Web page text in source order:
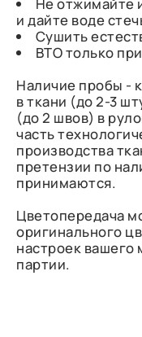
и дайте воде
Сушить
ВТО только
Наличие пробы -
в ткани (до 2-3
(до 2 швов) в
часть
производства
претензии по
принимаются.
Цветопередача
оригинального
настроек вашего
партии.